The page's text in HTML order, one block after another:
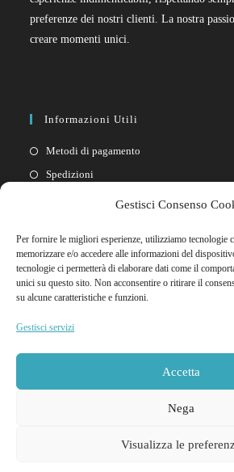
Gestisci Consenso
Per fornire le migliori esperienze, utilizziamo tecnologie
memorizzare e/o accedere alle informazioni del
tecnologie ci permetterà di elaborare dati come il
unici su questo sito. Non acconsentire o ritirare il
su alcune caratteristiche e funzioni.
Gestisci servizi
Accetta
Nega
Visualizza le
preferenze dei nostri clienti. La nostra
creare momenti unici.
Informazioni Utili
Metodi di pagamento
Spedizioni
Cookie policy
Link Rapidi